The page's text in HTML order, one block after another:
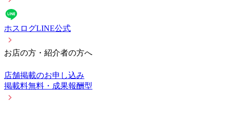
ホスログLINE公式
お店の方・紹介者の方へ
店舗掲載のお申し込み
掲載料無料・成果報酬型